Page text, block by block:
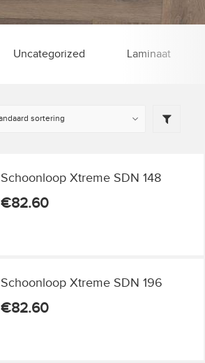
Uncategorized Laminaat
Schoonloop Xtreme SDN 148
€82.60
Schoonloop Xtreme SDN 196
€82.60